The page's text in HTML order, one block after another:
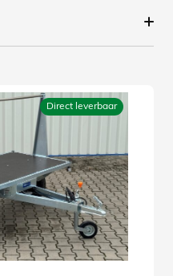
Direct leverbaar